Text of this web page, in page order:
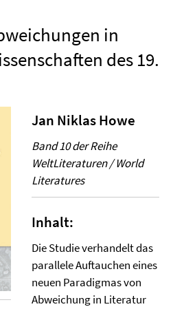
in
des 19.
Jan Niklas Howe
Band 10 der Reihe
WeltLiteraturen / World
Literatures
Inhalt:
Die Studie verhandelt das
parallele Auftauchen eines
neuen Paradigmas von
Abweichung in Literatur